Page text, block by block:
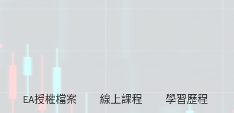
EA授權檔案 線上課程 學習歷程